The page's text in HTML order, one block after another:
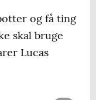
og få ting
skal bruge
Lucas